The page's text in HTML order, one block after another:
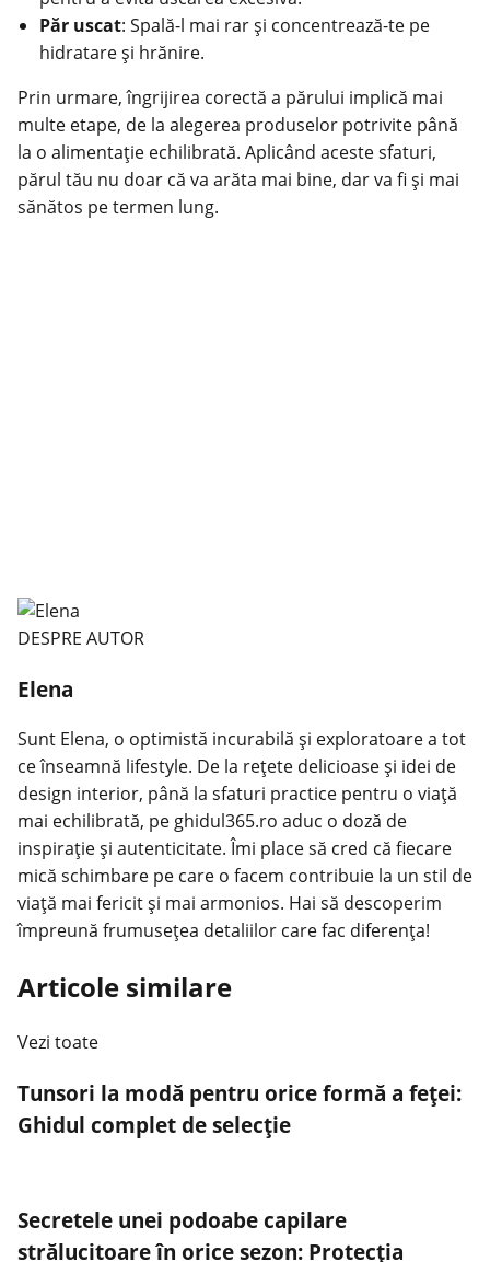
Păr uscat: Spală-l mai rar și concentrează-te pe
hidratare și hrănire.
Prin urmare, îngrijirea corectă a părului implică mai
multe etape, de la alegerea produselor potrivite până
la o alimentație echilibrată. Aplicând aceste sfaturi,
părul tău nu doar că va arăta mai bine, dar va fi și mai
sănătos pe termen lung.
DESPRE AUTOR
Elena
Sunt Elena, o optimistă incurabilă și exploratoare a tot
ce înseamnă lifestyle. De la rețete delicioase și idei de
design interior, până la sfaturi practice pentru o viață
mai echilibrată, pe ghidul365.ro aduc o doză de
inspirație și autenticitate. Îmi place să cred că fiecare
mică schimbare pe care o facem contribuie la un stil de
viață mai fericit și mai armonios. Hai să descoperim
împreună frumusețea detaliilor care fac diferența!
Articole similare
Vezi toate
Tunsori la modă pentru orice formă a feței:
Ghidul complet de selecție
Secretele unei podoabe capilare
strălucitoare în orice sezon: Protecția